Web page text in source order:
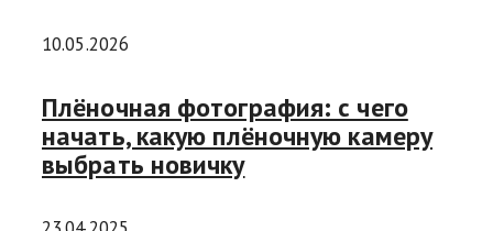
10.05.2026
Плёночная фотография: с чего
начать, какую плёночную камеру
выбрать новичку